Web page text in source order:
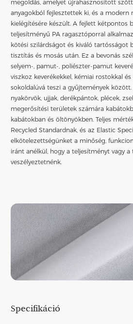
megoldás, amelyet újrahasznosított
anyagokból fejlesztettek ki, és a modern
kielégítésére készült. A fejlett kétpontos
teljesítményű PA ragasztóporral
kötési szilárdságot és kiváló tartósságot
tisztítás és mosás után. Ez a bevonás
selyem-, pamut-, poliészter-pamut
viszkoz keverékekkel, kémiai rostokkal és
sokoldalúvá teszi a gyűjtemények között.
nyakörvök, ujjak, derékpántok, plécek,
megerősítési területek számára
kabátokban és öltönyökben. Teljes
Recycled Standardnak, és az Elastic
elkötelezettségünket a minőség,
iránt anélkül, hogy a teljesítményt vagy
veszélyeztetnénk.
Specifikáció